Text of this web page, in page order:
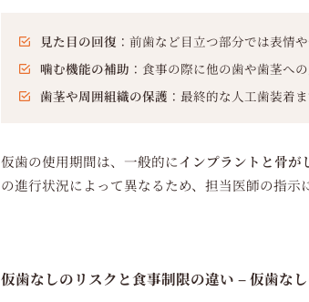
見た目の回復 ：前歯など目立つ部分では表情
噛む機能の補助 ：食事の際に他の歯や歯茎へ
歯茎や周囲組織の保護 ：最終的な人工歯装着
仮歯の使用期間は、一般的にインプラントと骨が
の進行状況によって異なるため、担当医師の指示
仮歯なしのリスクと食事制限の違い – 仮歯な